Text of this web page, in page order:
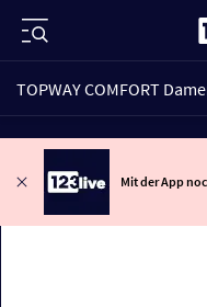
TOPWAY COMFORT
Mit der App